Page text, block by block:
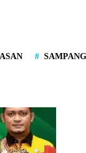
SAMPANG